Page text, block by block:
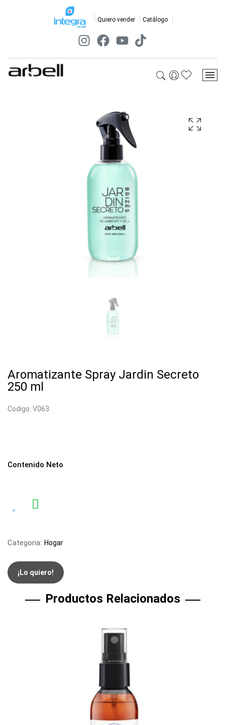
Quiero vender Catálogo
Aromatizante Spray Jardin Secreto
250 ml
Codigo: V063
Contenido Neto
Categoria: Hogar
¡Lo quiero!
Productos Relacionados